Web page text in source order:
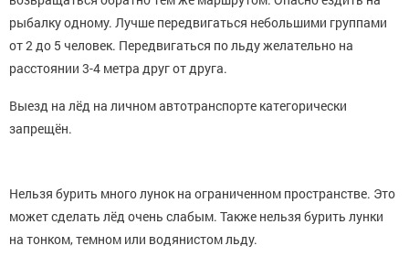
рыбалку одному. Лучше передвигаться небольшими группами
от 2 до 5 человек. Передвигаться по льду желательно на
расстоянии 3-4 метра друг от друга.
Выезд на лёд на личном автотранспорте категорически
запрещён.
Нельзя бурить много лунок на ограниченном пространстве. Это
может сделать лёд очень слабым. Также нельзя бурить лунки
на тонком, темном или водянистом льду.